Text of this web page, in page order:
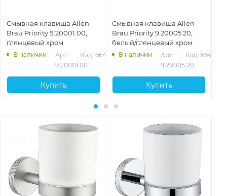
Смывная клавиша Allen
Brau Priority 9.20001.00,
глянцевый хром
В наличии
Арт.:
9.20001.00
Код: 66427
Купить
Смывная клавиша Allen
Brau Priority 9.20005.20,
белый/глянцевый хром
В наличии
Арт.:
9.20005.20
Код: 66431
Купить